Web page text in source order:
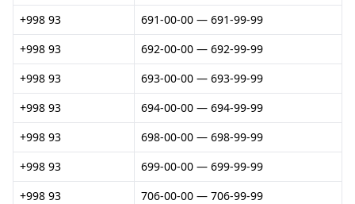
+998 93
691-00-00 — 691-99-99
+998 93
692-00-00 — 692-99-99
+998 93
693-00-00 — 693-99-99
+998 93
694-00-00 — 694-99-99
+998 93
698-00-00 — 698-99-99
+998 93
699-00-00 — 699-99-99
+998 93
706-00-00 — 706-99-99